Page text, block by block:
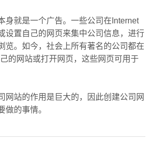
就是一个广告。一些公司在Internet
设置自己的网页来集中公司信息，进行
览。如今，社会上所有著名的公司都在
的网站或打开网页，这些网页可用于
站的作用是巨大的，因此创建公司网
做的事情。